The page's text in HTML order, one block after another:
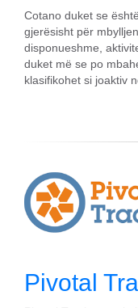
Cotano duket se
gjerësisht për
disponueshme,
duket më se po
klasifikohet si joaktiv
Pivotal